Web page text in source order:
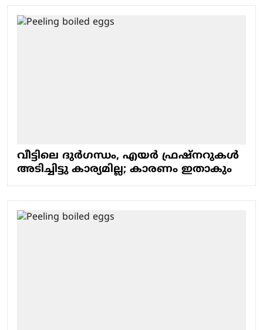
വീട്ടിലെ ദുർ​ഗന്ധം, എയർ ഫ്രഷ്നറുകൾ
അടിച്ചിട്ടു കാര്യമില്ല; കാരണം ഇതാകും